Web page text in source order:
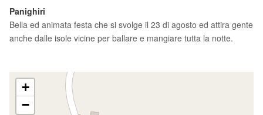
Panighiri
Bella ed animata festa che si svolge il 23 di agosto ed attira gente
anche dalle isole vicine per ballare e mangiare tutta la notte.
+
−